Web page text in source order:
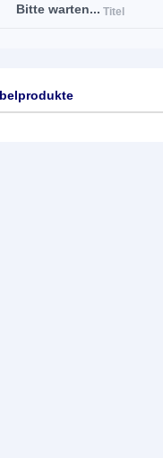
Bitte warten... Titel